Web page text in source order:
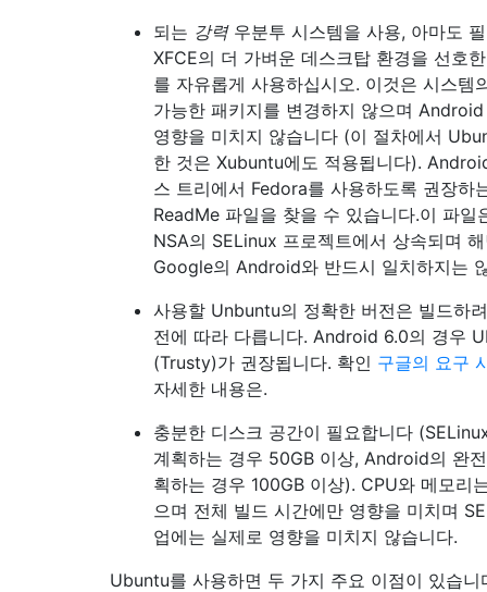
되는 강력우분투 시스템을 사용, 아마도
XFCE의 더 가벼운 데스크탑 환경을 선호
를 자유롭게 사용하십시오. 이것은 시스템
가능한 패키지를 변경하지 않으며
영향을 미치지 않습니다 (이 절차에서
한 것은 Xubuntu에도 적용됩니다).
스 트리에서 Fedora를 사용하도록 권장하
ReadMe 파일을 찾을 수 있습니다.이 파일
NSA의 SELinux 프로젝트에서 상속되며
Google의 Android와 반드시 일치하지는
사용할 Unbuntu의 정확한 버전은 빌드하
전에 따라 다릅니다. Android 6.0의 경우
(Trusty)가 권장됩니다. 확인 구글의 요구
자세한 내용은.
충분한 디스크 공간이 필요합니다
계획하는 경우 50GB 이상, Android의 완
획하는 경우 100GB 이상). CPU와 메모리
으며 전체 빌드 시간에만 영향을 미치며
업에는 실제로 영향을 미치지 않습니다.
Ubuntu를 사용하면 두 가지 주요 이점이 있습니